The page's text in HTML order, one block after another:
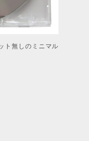
ト無しのミニマル